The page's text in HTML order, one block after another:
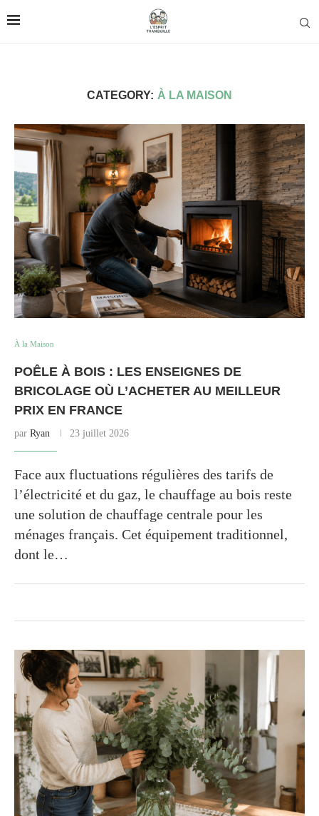
CATEGORY: À LA MAISON
À la Maison
POÊLE À BOIS : LES ENSEIGNES DE
BRICOLAGE OÙ L’ACHETER AU MEILLEUR
PRIX EN FRANCE
par Ryan 23 juillet 2026
Face aux fluctuations régulières des tarifs de
l’électricité et du gaz, le chauffage au bois reste
une solution de chauffage centrale pour les
ménages français. Cet équipement traditionnel,
dont le…